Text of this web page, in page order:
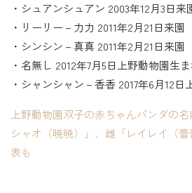
・シュアンシュアン 2003年12月3日来
・リーリー－力力 2011年2月21日来園
・シンシン－真真 2011年2月21日来園
・名無し 2012年7月5日上野動物園生
・シャンシャン－香香 2017年6月12
上野動物園双子の赤ちゃんパンダの
シャオ（暁暁）」、雌「レイレイ（
表も